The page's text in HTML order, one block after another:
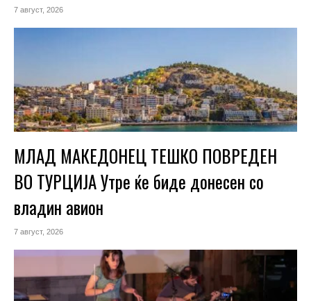
7 август, 2026
МЛАД МАКЕДОНЕЦ ТЕШКО ПОВРЕДЕН
ВО ТУРЦИЈА Утре ќе биде донесен со
владин авион
7 август, 2026